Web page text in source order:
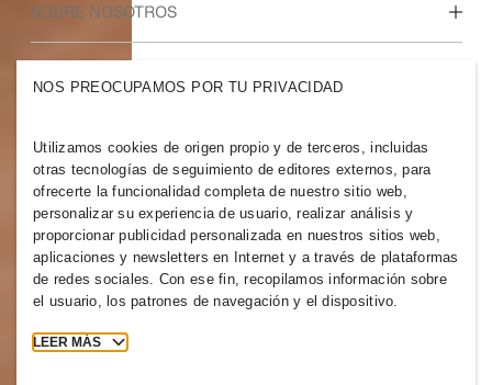
Nuestra cultura y beneficios
SOBRE NOSOTROS
Sostenibilidad
SPAIN
Prensa Políticas y privacidad
Cookies
NOS PREOCUPAMOS POR TU PRIVACIDAD
Utilizamos cookies de origen propio y de terceros, incluidas
otras tecnologías de seguimiento de editores externos, para
ofrecerte la funcionalidad completa de nuestro sitio web,
personalizar su experiencia de usuario, realizar análisis y
proporcionar publicidad personalizada en nuestros sitios web,
aplicaciones y newsletters en Internet y a través de plataformas
de redes sociales. Con ese fin, recopilamos información sobre
el usuario, los patrones de navegación y el dispositivo.
LEER MÁS